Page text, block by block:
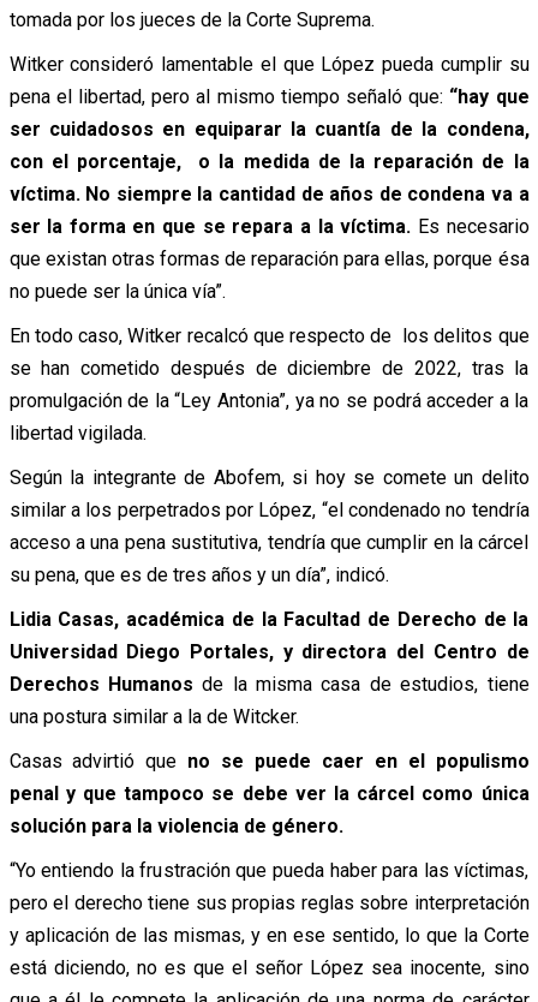
tomada por los jueces de la Corte Suprema.
Witker consideró lamentable el que López pueda cumplir su
pena el libertad, pero al mismo tiempo señaló que: “hay que
ser cuidadosos en equiparar la cuantía de la condena,
con el porcentaje, o la medida de la reparación de la
víctima. No siempre la cantidad de años de condena va a
ser la forma en que se repara a la víctima. Es necesario
que existan otras formas de reparación para ellas, porque ésa
no puede ser la única vía”.
En todo caso, Witker recalcó que respecto de los delitos que
se han cometido después de diciembre de 2022, tras la
promulgación de la “Ley Antonia”, ya no se podrá acceder a la
libertad vigilada.
Según la integrante de Abofem, si hoy se comete un delito
similar a los perpetrados por López, “el condenado no tendría
acceso a una pena sustitutiva, tendría que cumplir en la cárcel
su pena, que es de tres años y un día”, indicó.
Lidia Casas, académica de la Facultad de Derecho de la
Universidad Diego Portales, y directora del Centro de
Derechos Humanos de la misma casa de estudios, tiene
una postura similar a la de Witcker.
Casas advirtió que no se puede caer en el populismo
penal y que tampoco se debe ver la cárcel como única
solución para la violencia de género.
“Yo entiendo la frustración que pueda haber para las víctimas,
pero el derecho tiene sus propias reglas sobre interpretación
y aplicación de las mismas, y en ese sentido, lo que la Corte
está diciendo, no es que el señor López sea inocente, sino